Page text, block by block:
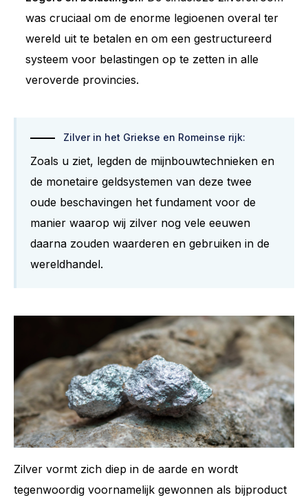
was cruciaal om de enorme legioenen overal ter
wereld uit te betalen en om een gestructureerd
systeem voor belastingen op te zetten in alle
veroverde provincies.
Zilver in het Griekse en Romeinse rijk:
Zoals u ziet, legden de mijnbouwtechnieken en
de monetaire geldsystemen van deze twee
oude beschavingen het fundament voor de
manier waarop wij zilver nog vele eeuwen
daarna zouden waarderen en gebruiken in de
wereldhandel.
Zilver vormt zich diep in de aarde en wordt
tegenwoordig voornamelijk gewonnen als bijproduct